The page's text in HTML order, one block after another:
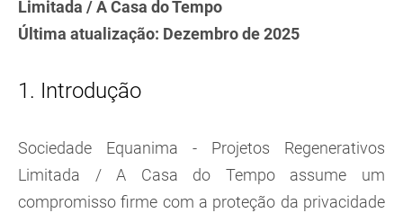
Limitada / A Casa do Tempo
Última atualização: Dezembro de 2025
1. Introdução
Sociedade Equanima - Projetos Regenerativos
Limitada / A Casa do Tempo assume um
compromisso firme com a proteção da privacidade